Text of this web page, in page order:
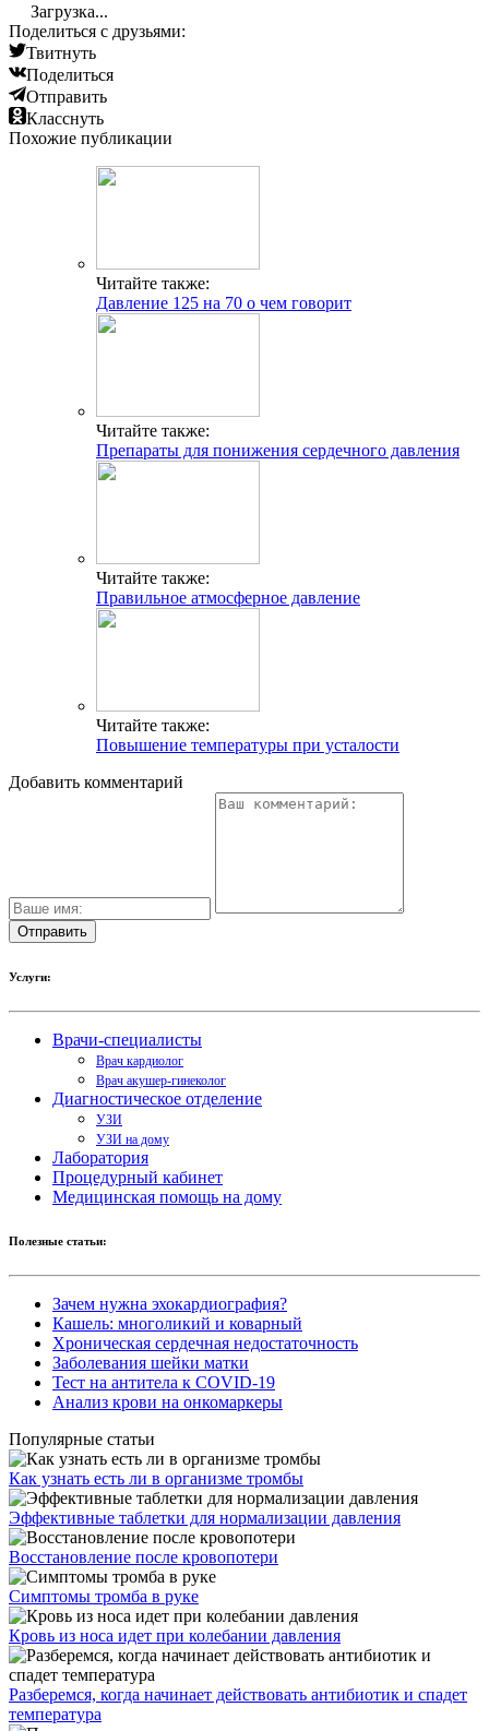
Загрузка...
Поделиться с друзьями:
Твитнуть
Поделиться
Отправить
Класснуть
Похожие публикации
Читайте также:
Давление 125 на 70 о чем говорит
Читайте также:
Препараты для понижения сердечного давления
Читайте также:
Правильное атмосферное давление
Читайте также:
Повышение температуры при усталости
Добавить комментарий
Услуги:
Врачи-специалисты
Врач кардиолог
Врач акушер-гинеколог
Диагностическое отделение
УЗИ
УЗИ на дому
Лаборатория
Процедурный кабинет
Медицинская помощь на дому
Полезные статьи:
Зачем нужна эхокардиография?
Кашель: многоликий и коварный
Хроническая сердечная недостаточность
Заболевания шейки матки
Тест на антитела к COVID-19
Анализ крови на онкомаркеры
Популярные статьи
Как узнать есть ли в организме тромбы
Эффективные таблетки для нормализации давления
Восстановление после кровопотери
Симптомы тромба в руке
Кровь из носа идет при колебании давления
Разберемся, когда начинает действовать антибиотик и спадет
температура